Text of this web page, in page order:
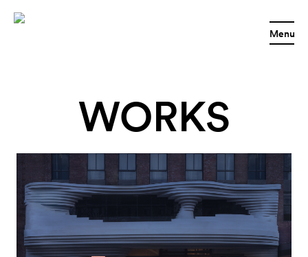
Menu
WORKS